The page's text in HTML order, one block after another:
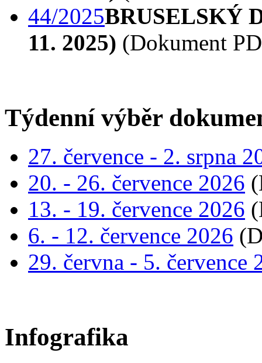
44/2025BRUSELSKÝ
11. 2025) (Dokument
Týdenní výběr
27. července - 2. srpna
20. - 26. července 2026
13. - 19. července 2026
6. - 12. července 2026
29. června - 5. července
Infografika